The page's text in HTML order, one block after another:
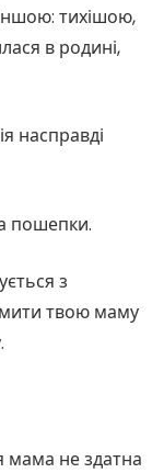
тихішою,
в родині,
насправді
пошепки.
з
твою маму
мама не здатна